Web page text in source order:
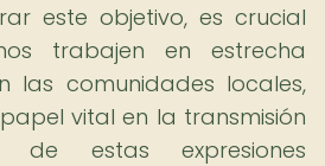
este objetivo, es crucial
trabajen en estrecha
las comunidades locales,
vital en la transmisión
de estas expresiones